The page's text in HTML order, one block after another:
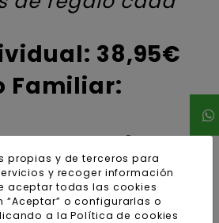
38,95€
Familiar:
29,99€
propias y de terceros para
y recoger información
aceptar todas las cookies
o configurarlas o
a laPolítica de cookies